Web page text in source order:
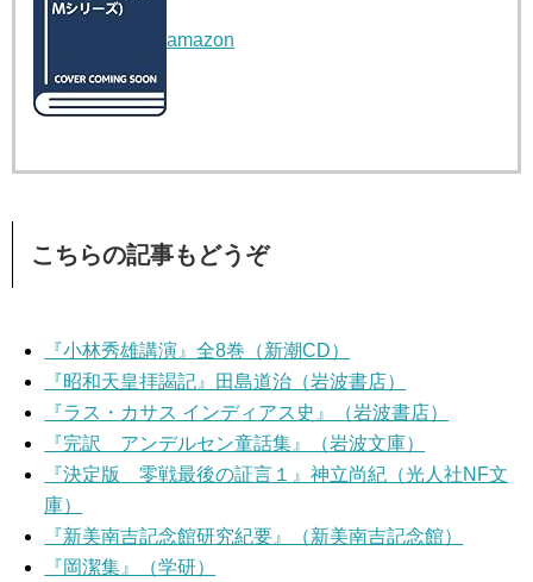
amazon
こちらの記事もどうぞ
『小林秀雄講演』全8巻（新潮CD）
『昭和天皇拝謁記』田島道治（岩波書店）
『ラス・カサス インディアス史』（岩波書店）
『完訳 アンデルセン童話集』（岩波文庫）
『決定版 零戦最後の証言１』神立尚紀（光人社NF文
庫）
『新美南吉記念館研究紀要』（新美南吉記念館）
『岡潔集』（学研）